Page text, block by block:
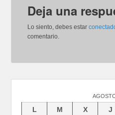
Deja una
Lo siento, debes estar
comentario.
L M X J